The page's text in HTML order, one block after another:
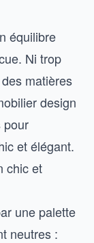
équilibre
Ni trop
matières
design
pour
et élégant.
chic et
une palette
neutres :